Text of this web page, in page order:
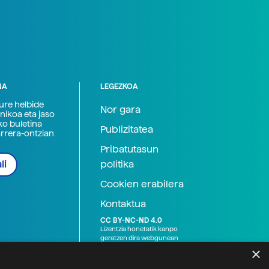
helbide
eta jaso
buletina
ontzian
LEGEZKOA
Nor gara
Publizitatea
Pribatutasun
politika
Cookien erabilera
Kontaktua
CC BY-NC-ND 4.0
Lizentzia honetatik kanpo
geratzen dira webgunean
×